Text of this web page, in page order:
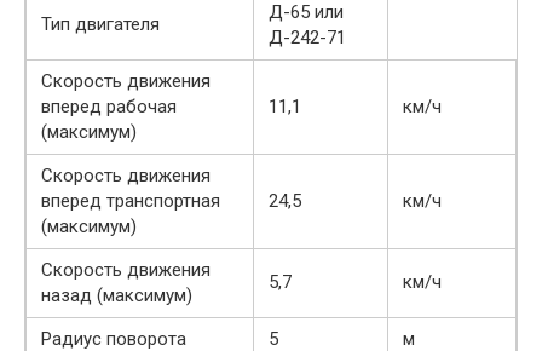
Тип двигателя
Д-65 или
Д-242-71
Скорость движения
вперед рабочая
(максимум)
11,1 км/ч
Скорость движения
вперед транспортная
(максимум)
24,5 км/ч
Скорость движения
назад (максимум)
5,7 км/ч
Радиус поворота 5
м